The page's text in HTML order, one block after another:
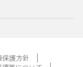
保護方針